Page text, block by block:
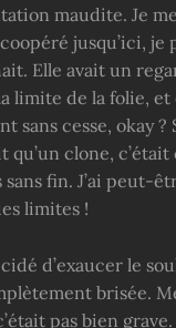
maudite. Je
jusqu’ici, je
Elle avait un
limite de la folie,
sans cesse, okay
qu’un clone,
fin. J’ai peut-
limites !
d’exaucer le
brisée.
pas bien